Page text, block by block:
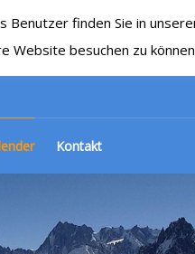
Ski, Snowboard und
Kontakt
finden Sie in
Website besuchen zu